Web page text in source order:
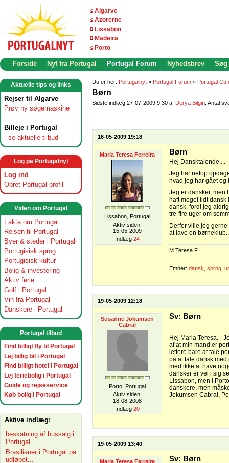
Algarve
Azorerne
Lissabon
Madeira
Porto
Forside Nyt fra Portugal Portugal Forum Nyhedsbrev Søg
Aktuelle tips og links
Rejser til Algarve
Prøv ny søgemaskine
Billeje i Portugal
- se aktuelle tilbud
Log på Portugalnyt
Log ind
Opret Portugal-profil
Viden om Portugal
Fakta om Portugal
Rejsen til Portugal
Byer & steder i Portugal
Portugisisk sprog
Portugisisk kultur
Bolig & investering
Aktiv ferie
Golf i Portugal
Vin fra Portugal
Danskere i Portugal
Portugal tilbud
Find billigt fly til Portugal
Lej billig bil i Portugal
Find billigt hotel i Portugal
Lej feriebolig i Portugal
Guide og rejseservice
Køb bolig i Portugal
Aktive indlæg:
beskatning af hussalg i
Portugal
Brasilianer i Portugal på
udløbet...
Du er her: Portugalnyt » Portugal Forum » Portugal
Børn
Sidste indlæg 27-07-2009 9:30 af Derya Bilgin . Antal
16-05-2009 19:18
Maria Teresa Ferreira
Lissabon, Portugal
Aktiv siden:
15-05-2009
Indlæg 24
Børn
Hej Dansktalende....
Jeg har netop
hvad jeg har gået og
Jeg er dansker, men
haft meget lidt
dansk, fordi jeg
tre-fire uger om
Derfor ville jeg
at lave en
M.Teresa F.
Emner: dansk, sprog,
19-05-2009 12:18
Susanne Jokumsen
Cabral
Porto, Portugal
Aktiv siden:
18-08-2008
Indlæg 20
Sv: Børn
Hej Maria Teresa. -
af at min mand er
lettere bare at tale
på at tale dansk
med ikke at have
dansker er vel i sig
Lissabon, men i
danskere, men
Jokumsen Cabral,
19-05-2009 13:40
Maria Teresa Ferreira Sv: Børn